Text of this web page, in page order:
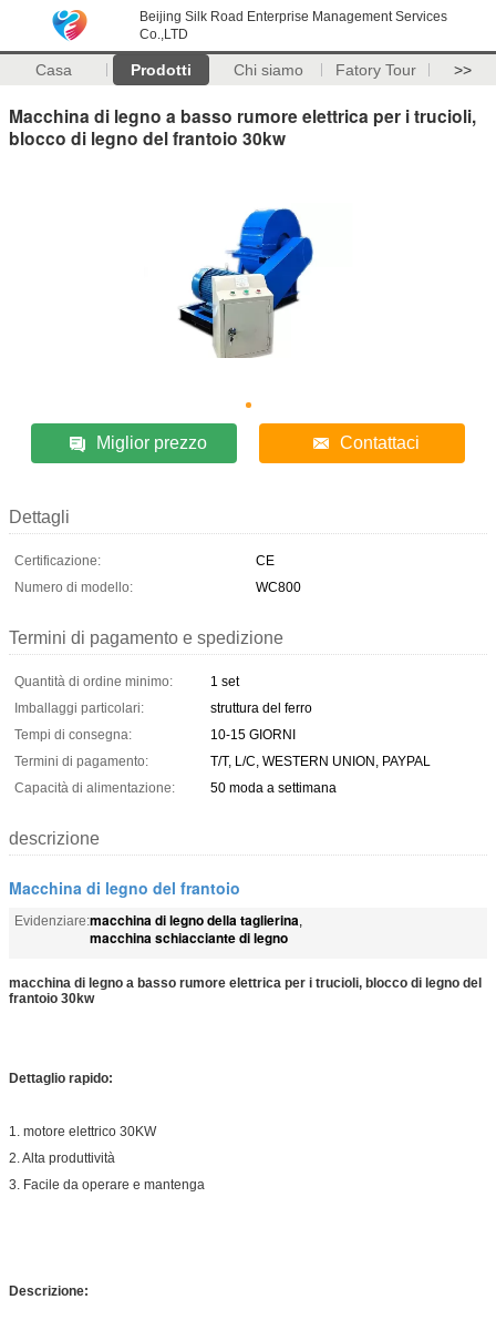
Beijing Silk Road Enterprise Management Services
Co.,LTD
Casa Prodotti Chi siamo Fatory Tour >>
Macchina di legno a basso rumore elettrica per i trucioli,
blocco di legno del frantoio 30kw
Miglior prezzo Contattaci
Dettagli
Certificazione:
CE
Numero di modello:
WC800
Termini di pagamento e spedizione
Quantità di ordine minimo:
1 set
Imballaggi particolari:
struttura del ferro
Tempi di consegna:
10-15 GIORNI
Termini di pagamento:
T/T, L/C, WESTERN UNION, PAYPAL
Capacità di alimentazione:
50 moda a settimana
descrizione
Macchina di legno del frantoio
Evidenziare:macchina di legno della taglierina,
macchina schiacciante di legno
macchina di legno a basso rumore elettrica per i trucioli, blocco di legno del
frantoio 30kw
Dettaglio rapido:
1. motore elettrico 30KW
2. Alta produttività
3. Facile da operare e mantenga
Descrizione: